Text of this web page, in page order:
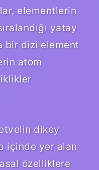
elementlerin
yatay
bir dizi element
atom
dikey
içinde yer alan
özelliklere